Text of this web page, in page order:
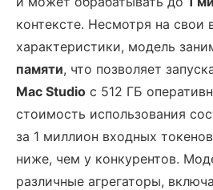
контексте. Несмотря на свои
характеристики, модель
памяти, что позволяет
Mac Studio с 512 ГБ
стоимость использования
за 1 миллион входных
ниже, чем у конкурентов.
различные агрегаторы,